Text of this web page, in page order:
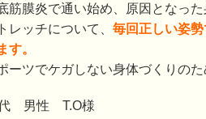
筋膜炎で通い始め、原因となっ
レッチについて、 毎回正しい姿
す。
ーツでケガしない身体づくりの
男性 T.O様